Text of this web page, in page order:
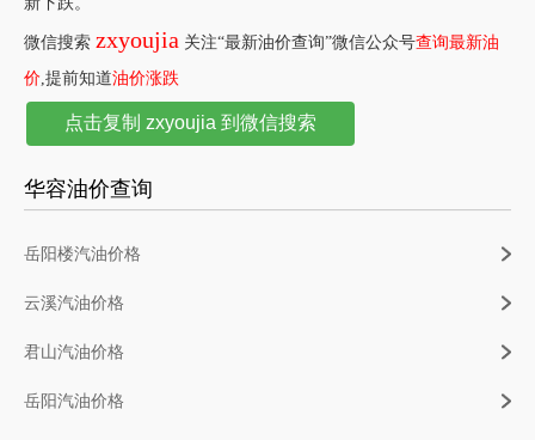
微信搜索 zxyoujia 关注“最新油价查询”微信公众号查询最新油
价,提前知道油价涨跌
点击复制 zxyoujia 到微信搜索
华容油价查询
岳阳楼汽油价格
云溪汽油价格
君山汽油价格
岳阳汽油价格